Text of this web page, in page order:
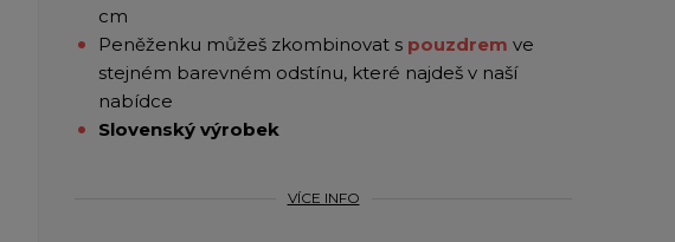
cm
Peněženku můžeš zkombinovat s pouzdrem ve
stejném barevném odstínu, které najdeš v naší
nabídce
Slovenský výrobek
VÍCE INFO